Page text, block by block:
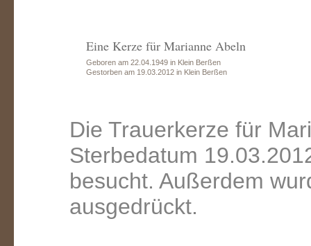
Eine Kerze für Marianne Abeln
Geboren am 22.04.1949 in Klein Berßen
Gestorben am 19.03.2012 in Klein Berßen
Die Trauerkerze für
Sterbedatum
besucht. Außerdem
ausgedrückt.